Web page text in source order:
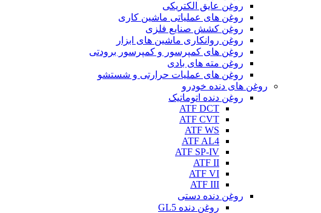
روغن عایق الکتریکی
روغن های عملیاتی ماشین کاری
روغن کشش صنایع فلزی
روغن روانکاری ماشین های ابزار
روغن های کمپرسور و کمپرسور برودتی
روغن مته های بادی
روغن های عملیات حرارتی و شستشو
روغن های دنده خودرو
روغن دنده اتوماتیک
ATF DCT
ATF CVT
ATF WS
ATF AL4
ATF SP-IV
ATF II
ATF VI
ATF III
روغن دنده دستی
روغن دنده GL5